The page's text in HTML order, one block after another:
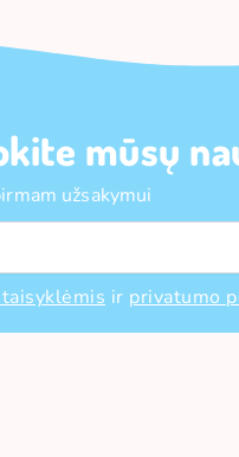
mūsų
užsakymui
ir privatumo